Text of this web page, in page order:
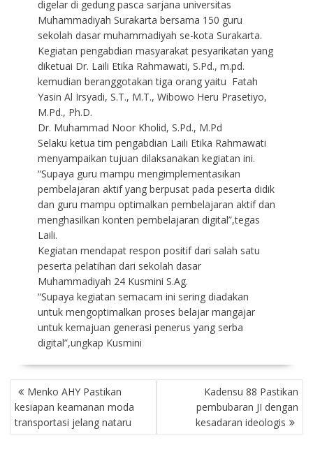
digelar di gedung pasca sarjana universitas
Muhammadiyah Surakarta bersama 150 guru
sekolah dasar muhammadiyah se-kota Surakarta.
Kegiatan pengabdian masyarakat pesyarikatan yang
diketuai Dr. Laili Etika Rahmawati, S.Pd., m.pd.
kemudian beranggotakan tiga orang yaitu Fatah
Yasin Al Irsyadi, S.T., M.T., Wibowo Heru Prasetiyo,
M.Pd., Ph.D.
Dr. Muhammad Noor Kholid, S.Pd., M.Pd
Selaku ketua tim pengabdian Laili Etika Rahmawati
menyampaikan tujuan dilaksanakan kegiatan ini.
“Supaya guru mampu mengimplementasikan
pembelajaran aktif yang berpusat pada peserta didik
dan guru mampu optimalkan pembelajaran aktif dan
menghasilkan konten pembelajaran digital”,tegas
Laili.
Kegiatan mendapat respon positif dari salah satu
peserta pelatihan dari sekolah dasar
Muhammadiyah 24 Kusmini S.Ag.
“Supaya kegiatan semacam ini sering diadakan
untuk mengoptimalkan proses belajar mangajar
untuk kemajuan generasi penerus yang serba
digital”,ungkap Kusmini
P
O
S
T
Menko AHY Pastikan
kesiapan keamanan moda
transportasi jelang nataru
Kadensu 88 Pastikan
pembubaran JI dengan
kesadaran ideologis